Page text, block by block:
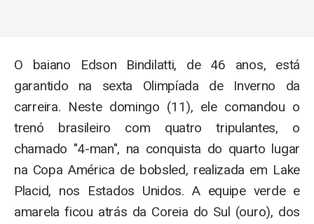
O baiano Edson Bindilatti, de 46 anos, está
garantido na sexta Olimpíada de Inverno da
carreira. Neste domingo (11), ele comandou o
trenó brasileiro com quatro tripulantes, o
chamado "4-man", na conquista do quarto lugar
na Copa América de bobsled, realizada em Lake
Placid, nos Estados Unidos. A equipe verde e
amarela ficou atrás da Coreia do Sul (ouro), dos